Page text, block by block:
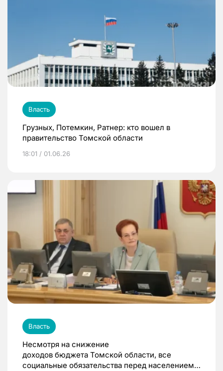
Власть
Грузных, Потемкин, Ратнер: кто вошел в
правительство Томской области
18:01 / 01.06.26
Власть
Несмотря на снижение
доходов бюджета Томской области, все
социальные обязательства перед населением